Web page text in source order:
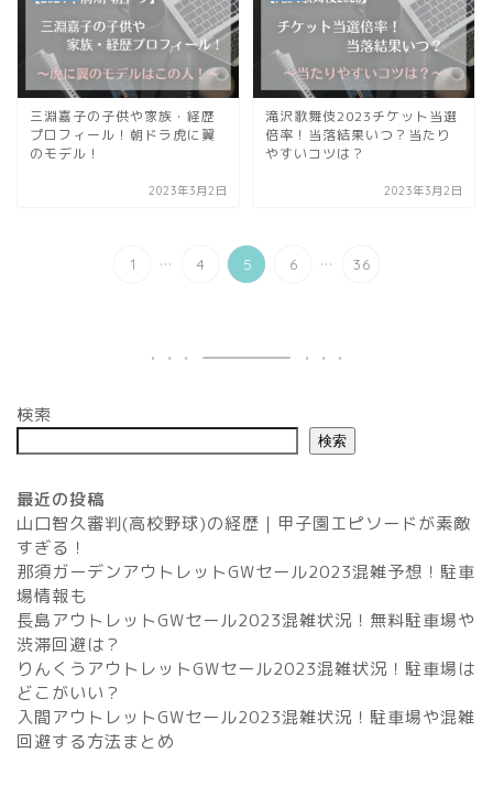
三淵嘉子の子供や家族・経歴
プロフィール！朝ドラ虎に翼
のモデル！
2023年3月2日
滝沢歌舞伎2023チケット当選
倍率！当落結果いつ？当たり
やすいコツは？
2023年3月2日
1 ... 4 5 6 ... 36
検索
検索
最近の投稿
山口智久審判(高校野球)の経歴｜甲子園エピソードが素敵
すぎる！
那須ガーデンアウトレットGWセール2023混雑予想！駐車
場情報も
長島アウトレットGWセール2023混雑状況！無料駐車場や
渋滞回避は？
りんくうアウトレットGWセール2023混雑状況！駐車場は
どこがいい？
入間アウトレットGWセール2023混雑状況！駐車場や混雑
回避する方法まとめ